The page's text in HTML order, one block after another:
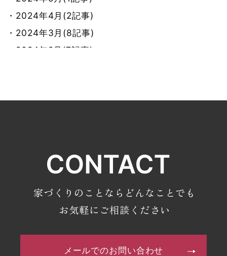
・2024年4月(2記事)
・2024年3月(8記事)
・2024年2月(7記事)
・2023年11月(7記事)
・2023年8月(8記事)
・2023年7月(9記事)
・2023年6月(7記事)
・2023年5月(9記事)
家づくりのことならどんなことでも
お気軽にご相談ください
メールでのお問い合わせ